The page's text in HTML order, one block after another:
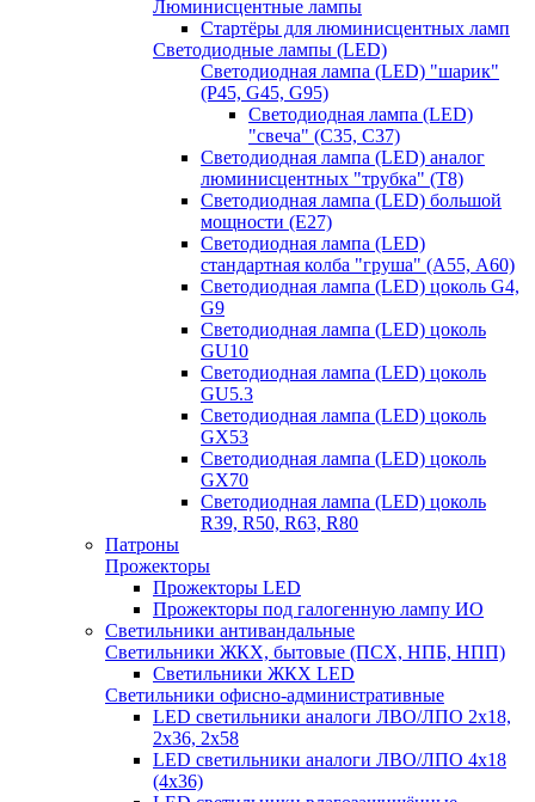
Люминисцентные лампы
Стартёры для люминисцентных ламп
Светодиодные лампы (LED)
Светодиодная лампа (LED) "шарик"
(P45, G45, G95)
Светодиодная лампа (LED)
"свеча" (С35, С37)
Светодиодная лампа (LED) аналог
люминисцентных "трубка" (T8)
Светодиодная лампа (LED) большой
мощности (Е27)
Светодиодная лампа (LED)
стандартная колба "груша" (А55, А60)
Светодиодная лампа (LED) цоколь G4,
G9
Светодиодная лампа (LED) цоколь
GU10
Светодиодная лампа (LED) цоколь
GU5.3
Светодиодная лампа (LED) цоколь
GX53
Светодиодная лампа (LED) цоколь
GX70
Светодиодная лампа (LED) цоколь
R39, R50, R63, R80
Патроны
Прожекторы
Прожекторы LED
Прожекторы под галогенную лампу ИО
Светильники антивандальные
Светильники ЖКХ, бытовые (ПСХ, НПБ, НПП)
Светильники ЖКХ LED
Светильники офисно-административные
LED светильники аналоги ЛВО/ЛПО 2х18,
2х36, 2х58
LED светильники аналоги ЛВО/ЛПО 4х18
(4х36)